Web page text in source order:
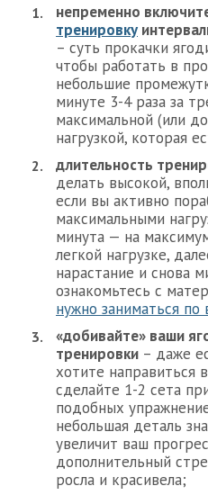
непременно
тренировку
– суть прокачки
чтобы работать в
небольшие
минуте 3-4 раза за
максимальной (или
нагрузкой, которая
длительность
делать высокой,
если вы активно
максимальными
минута — на
легкой нагрузке,
нарастание и снова
ознакомьтесь с
нужно заниматься по
«добивайте» ваши
тренировки – даже
хотите направиться
сделайте 1-2 сета
подобных
небольшая деталь
увеличит ваш
дополнительный
росла и красивела;